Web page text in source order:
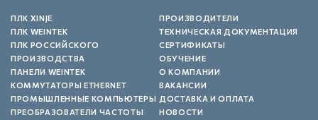
ПЛК XINJE
ПЛК WEINTEK
ПЛК РОССИЙСКОГО
ПРОИЗВОДСТВА
ПАНЕЛИ WEINTEK
КОММУТАТОРЫ ETHERNET
ПРОМЫШЛЕННЫЕ КОМПЬЮТЕРЫ
ПРЕОБРАЗОВАТЕЛИ ЧАСТОТЫ
ПРОИЗВОДИТЕЛИ
ТЕХНИЧЕСКАЯ ДОКУМЕНТАЦИЯ
СЕРТИФИКАТЫ
ОБУЧЕНИЕ
О КОМПАНИИ
ВАКАНСИИ
ДОСТАВКА И ОПЛАТА
НОВОСТИ